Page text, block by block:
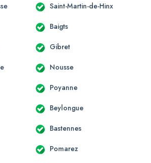
Saint-Martin-de-Hinx
Baigts
Gibret
Nousse
Poyanne
Beylongue
Bastennes
Pomarez